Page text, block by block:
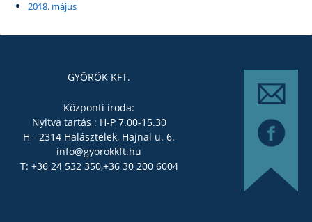
2018. május
GYÖRÖK KFT.
Központi iroda:
Nyitva tartás : H-P 7.00-15.30
H - 2314 Halásztelek, Hajnal u. 6.
info@gyorokkft.hu
T: +36 24 532 350,+36 30 200 6004